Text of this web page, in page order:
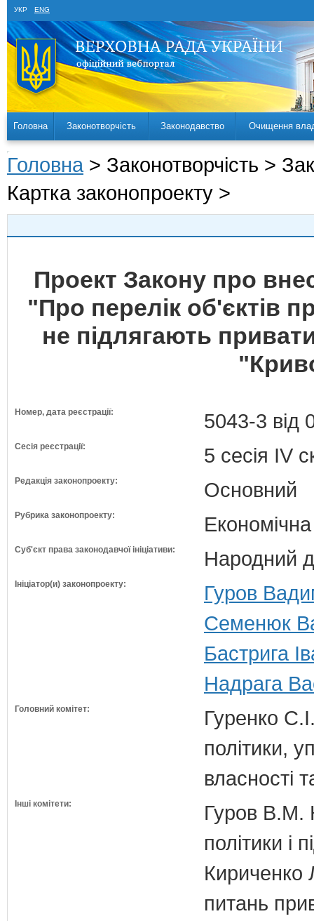
УКР ENG
Головна Законотворчість Законодавство Очищення
Головна > Законотворчість >
Картка законопроекту >
Проект Закону про
"Про перелік об'єктів
не підлягають
Номер, дата реєстрації: 5043-3 від
Сесія реєстрації: 5 сесія IV
Редакція законопроекту: Основний
Рубрика законопроекту:
Суб'єкт права законодавчої ініціативи: Народний
Ініціатор(и) законопроекту:
Гуров
Семенюк
Бастрига
Надрага
Головний комітет:
Гуренко
політики,
власності
Інші комітети:
Гуров В.М.
політики і
Кириченко
питань